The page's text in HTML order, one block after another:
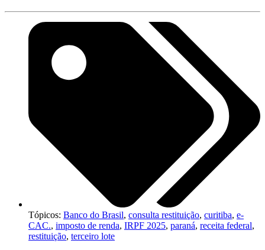
Tópicos: Banco do Brasil, consulta restituição, curitiba, e-
CAC., imposto de renda, IRPF 2025, paraná, receita federal,
restituição, terceiro lote